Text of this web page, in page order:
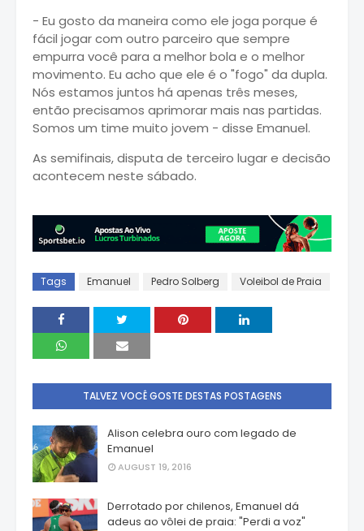
- Eu gosto da maneira como ele joga porque é
fácil jogar com outro parceiro que sempre
empurra você para a melhor bola e o melhor
movimento. Eu acho que ele é o "fogo" da dupla.
Nós estamos juntos há apenas três meses,
então precisamos aprimorar mais nas partidas.
Somos um time muito jovem - disse Emanuel.
As semifinais, disputa de terceiro lugar e decisão
acontecem neste sábado.
Tags Emanuel Pedro Solberg Voleibol de Praia
TALVEZ VOCÊ GOSTE DESTAS POSTAGENS
Alison celebra ouro com legado de
Emanuel
AUGUST 19, 2016
Derrotado por chilenos, Emanuel dá
adeus ao vôlei de praia: "Perdi a voz"